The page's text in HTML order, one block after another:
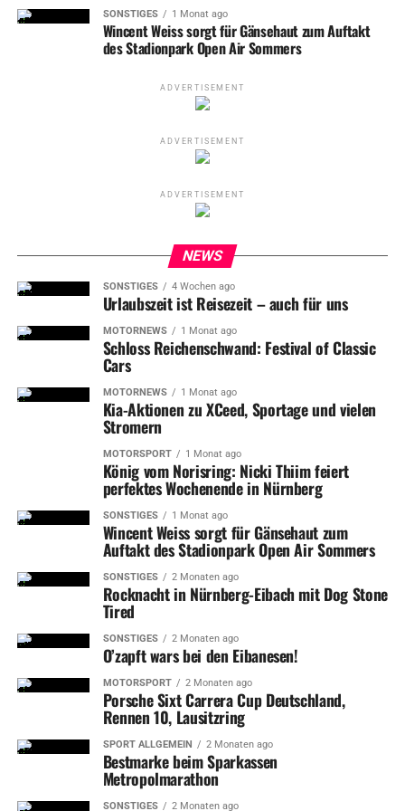
Unter den drei achtzigjährigen Geburtstagsjubilaren war auch Bernd
Heinrich (mitte – Hofmann Personal) und er bekam v.Li. von Holger
Schwiewagner (Geschäftsführer), Rachid Azzouzi (Geschäftsführer
Sport), Branimir Hrgota und Präsident Volker Heißmann ein Trikot mit
seinem Namen und der „80“
Gratulationen zum 80sten
Geburtstag
Dr. Franz Höhe, Günther Leupold und Bernd Heinrich
wurden auch drei Jubilare, die im vergangenen Jahr
allesamt ihren 80. Geburtstag gefeiert hatten, mit
persönlichen Trikots beglückwünscht.
SONSTIGES 1 Monat ago
Wincent Weiss sorgt für Gänsehaut zum Auftakt
des Stadionpark Open Air Sommers
ADVERTISEMENT
ADVERTISEMENT
ADVERTISEMENT
NEWS
SONSTIGES 4 Wochen ago
Urlaubszeit ist Reisezeit – auch für uns
MOTORNEWS 1 Monat ago
Schloss Reichenschwand: Festival of Classic
Cars
MOTORNEWS 1 Monat ago
Kia-Aktionen zu XCeed, Sportage und vielen
Stromern
MOTORSPORT 1 Monat ago
König vom Norisring: Nicki Thiim feiert
perfektes Wochenende in Nürnberg
SONSTIGES 1 Monat ago
Wincent Weiss sorgt für Gänsehaut zum
Auftakt des Stadionpark Open Air Sommers
SONSTIGES 2 Monaten ago
Rocknacht in Nürnberg-Eibach mit Dog Stone
Tired
SONSTIGES 2 Monaten ago
O’zapft wars bei den Eibanesen!
MOTORSPORT 2 Monaten ago
Porsche Sixt Carrera Cup Deutschland,
Rennen 10, Lausitzring
SPORT ALLGEMEIN 2 Monaten ago
Bestmarke beim Sparkassen
Metropolmarathon
SONSTIGES 2 Monaten ago